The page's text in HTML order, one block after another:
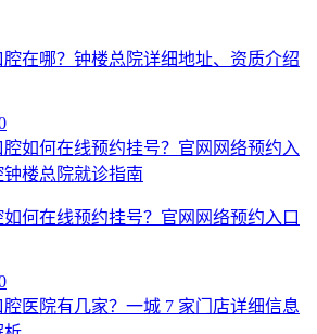
在哪？钟楼总院详细地址、资质介绍
何在线预约挂号？官网网络预约入口